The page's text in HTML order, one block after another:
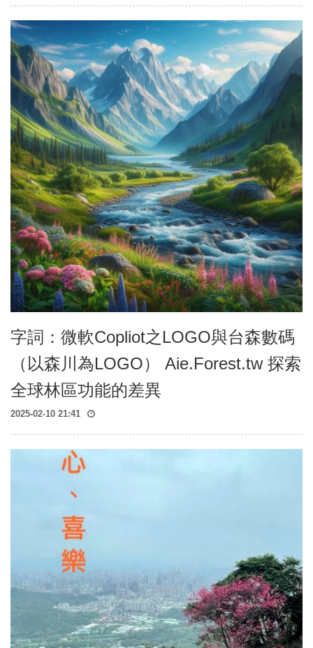
字詞：微軟Copliot之LOGO與台森數碼
（以森川為LOGO） Aie.Forest.tw 探索
全球林區功能的差異
2025-02-10 21:41